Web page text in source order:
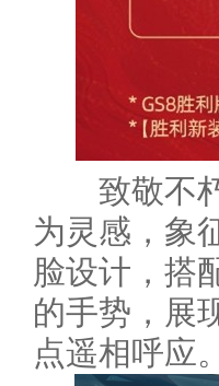
致敬不朽
为灵感，象
脸设计，搭
的手势，展
点遥相呼应。